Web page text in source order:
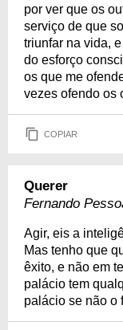
por ver que os
serviço de que
triunfar na vida,
do esforço
os que me
vezes ofendo os
COPIAR
Querer
Fernando
Agir, eis a
Mas tenho que
êxito, e não em
palácio tem
palácio se não o